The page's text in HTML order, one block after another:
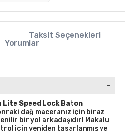
Taksit Seçenekleri
Yorumlar
Lite Speed Lock Baton
dağ maceranız için biraz
bir yol arkadaşıdır! Makalu
için yeniden tasarlanmış ve